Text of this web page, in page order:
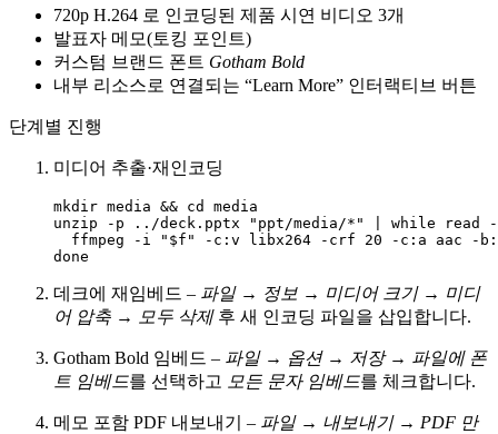
720p H.264 로 인코딩된 제품 시연 비디오 3개
발표자 메모(토킹 포인트)
커스텀 브랜드 폰트 Gotham Bold
내부 리소스로 연결되는 “Learn More” 인터랙티브 버튼
단계별 진행
미디어 추출·재인코딩
mkdir media && cd media
unzip -p ../deck.pptx "ppt/media/*" | while read
ffmpeg -i "$f" -c:v libx264 -crf 20 -c:a aac -
데크에 재임베드 – 파일 → 정보 → 미디어 크기→ 미디
어 압축 → 모두 삭제후 새 인코딩 파일을 삽입합니다.
Gotham Bold 임베드 – 파일 → 옵션 → 저장 → 파일에 폰
트 임베드를 선택하고 모든 문자 임베드를 체크합니다.
메모 포함 PDF 내보내기 – 파일 → 내보내기 → PDF 만